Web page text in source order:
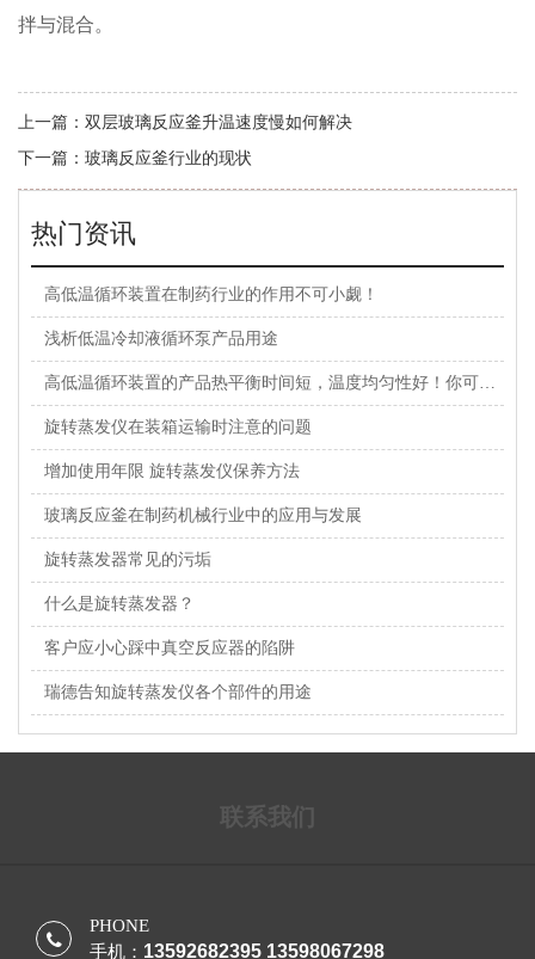
拌与混合。
上一篇： 双层玻璃反应釜升温速度慢如何解决
下一篇： 玻璃反应釜行业的现状
热门资讯
高低温循环装置在制药行业的作用不可小觑！
浅析低温冷却液循环泵产品用途
旋转蒸发仪在装箱运输时注意的问题
增加使用年限 旋转蒸发仪保养方法
玻璃反应釜在制药机械行业中的应用与发展
旋转蒸发器常见的污垢
什么是旋转蒸发器？
客户应小心踩中真空反应器的陷阱
瑞德告知旋转蒸发仪各个部件的用途
联系我们
PHONE
手机： 13592682395 13598067298